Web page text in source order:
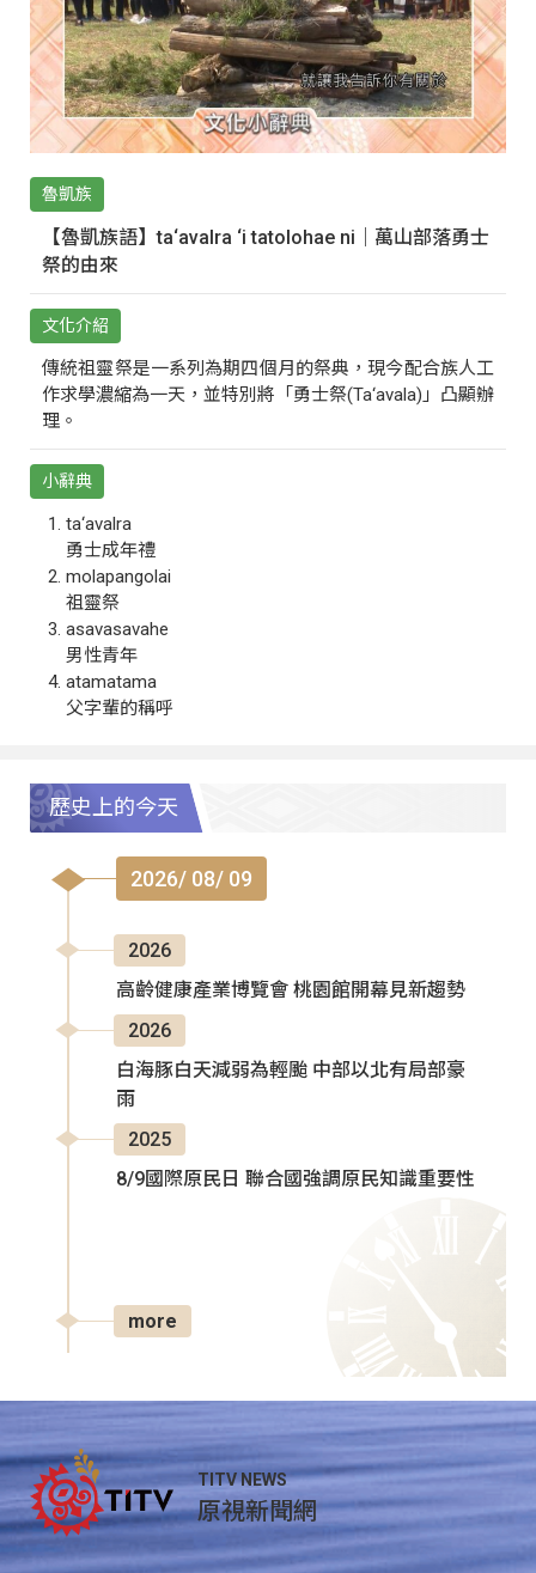
魯凱族
【魯凱族語】ta‘avalra ‘i tatolohae ni｜萬山部落勇士
祭的由來
文化介紹
傳統祖靈祭是一系列為期四個月的祭典，現今配合族人工
作求學濃縮為一天，並特別將「勇士祭(Ta‘avala)」凸顯辦
理。
小辭典
ta‘avalra
勇士成年禮
molapangolai
祖靈祭
asavasavahe
男性青年
atamatama
父字輩的稱呼
歷史上的今天
2026/ 08/ 09
2026
高齡健康產業博覽會 桃園館開幕見新趨勢
2026
白海豚白天減弱為輕颱 中部以北有局部豪
雨
2025
8/9國際原民日 聯合國強調原民知識重要性
more
TITV NEWS
原視新聞網